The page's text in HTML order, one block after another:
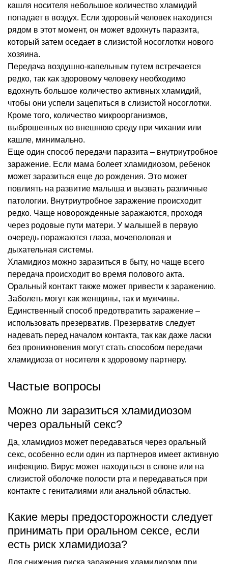
кашля носителя небольшое количество хламидий
попадает в воздух. Если здоровый человек находится
рядом в этот момент, он может вдохнуть паразита,
который затем оседает в слизистой носоглотки нового
хозяина.
Передача воздушно-капельным путем встречается
редко, так как здоровому человеку необходимо
вдохнуть большое количество активных хламидий,
чтобы они успели зацепиться в слизистой носоглотки.
Кроме того, количество микроорганизмов,
выброшенных во внешнюю среду при чихании или
кашле, минимально.
Еще один способ передачи паразита – внутриутробное
заражение. Если мама болеет хламидиозом, ребенок
может заразиться еще до рождения. Это может
повлиять на развитие малыша и вызвать различные
патологии. Внутриутробное заражение происходит
редко. Чаще новорожденные заражаются, проходя
через родовые пути матери. У малышей в первую
очередь поражаются глаза, мочеполовая и
дыхательная системы.
Хламидиоз можно заразиться в быту, но чаще всего
передача происходит во время полового акта.
Оральный контакт также может привести к заражению.
Заболеть могут как женщины, так и мужчины.
Единственный способ предотвратить заражение –
использовать презерватив. Презерватив следует
надевать перед началом контакта, так как даже ласки
без проникновения могут стать способом передачи
хламидиоза от носителя к здоровому партнеру.
Частые вопросы
Можно ли заразиться хламидиозом
через оральный секс?
Да, хламидиоз может передаваться через оральный
секс, особенно если один из партнеров имеет активную
инфекцию. Вирус может находиться в слюне или на
слизистой оболочке полости рта и передаваться при
контакте с гениталиями или анальной областью.
Какие меры предосторожности следует
принимать при оральном сексе, если
есть риск хламидиоза?
Для снижения риска заражения хламидиозом при